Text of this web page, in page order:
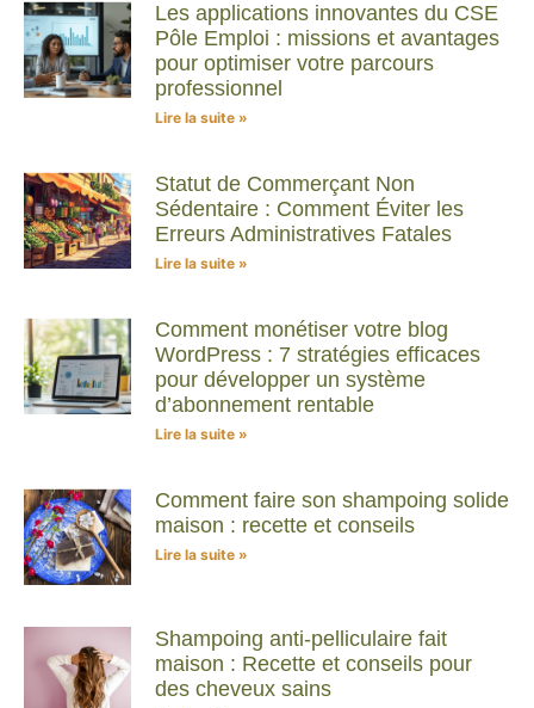
Les applications innovantes du CSE
Pôle Emploi : missions et avantages
pour optimiser votre parcours
professionnel
Lire la suite »
Statut de Commerçant Non
Sédentaire : Comment Éviter les
Erreurs Administratives Fatales
Lire la suite »
Comment monétiser votre blog
WordPress : 7 stratégies efficaces
pour développer un système
d’abonnement rentable
Lire la suite »
Comment faire son shampoing solide
maison : recette et conseils
Lire la suite »
Shampoing anti-pelliculaire fait
maison : Recette et conseils pour
des cheveux sains